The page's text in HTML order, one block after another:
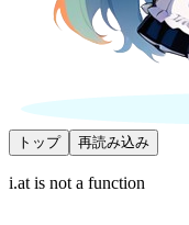
トップ 再読み込み
i.at is not a function